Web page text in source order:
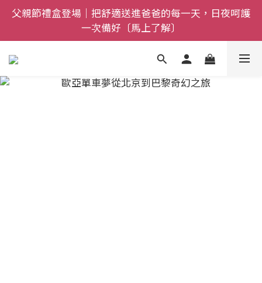
全館$800免運｜任搭８折起｜滿額再送新品-悠哉斑馬
襪〔立即了解〕
父親節禮盒登場｜把舒適送進爸爸的每一天，日夜呵護
一次備好〔馬上了解〕
全館$800免運｜任搭８折起｜滿額再送新品-悠哉斑馬
襪〔立即了解〕